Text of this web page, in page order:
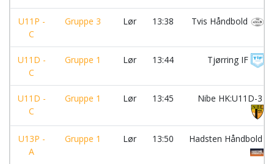
U11P -
C
Gruppe 3 Lør 13:38 Tvis Håndbold
U11D -
C
Gruppe 1 Lør 13:44 Tjørring IF
U11D -
C
Gruppe 1 Lør 13:45 Nibe HK:U11D-3
U13P -
A
Gruppe 1 Lør 13:50 Hadsten Håndbold